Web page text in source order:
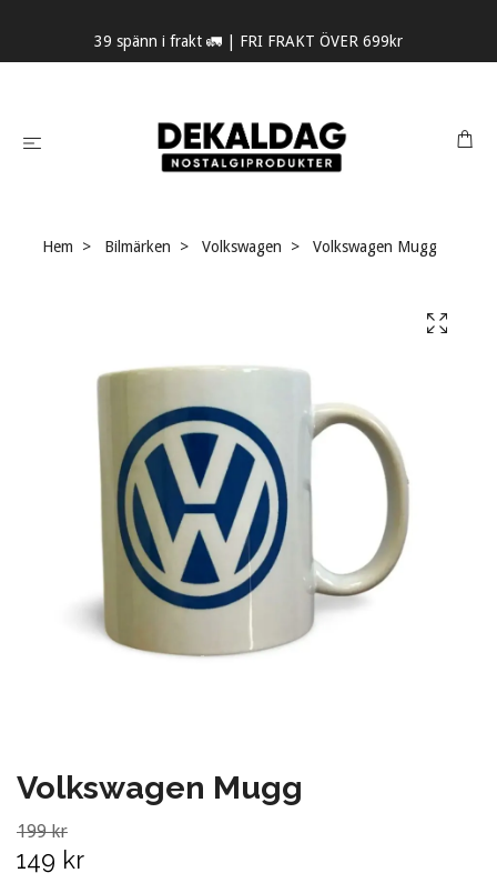
39 spänn i frakt 🚛 | FRI FRAKT ÖVER 699kr
Hem Bilmärken Volkswagen Volkswagen Mugg
Volkswagen Mugg
199 kr
149 kr